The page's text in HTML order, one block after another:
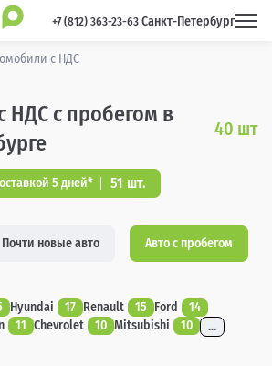
+7 (812) 363-23-63 Санкт-Петербург
с НДС
НДС с пробегом в
40 шт
5 дней* 51 шт.
Почти новые авто Авто с пробегом
Hyundai 17 Renault 15 Ford
14
11 Chevrolet 10 Mitsubishi 10 ...